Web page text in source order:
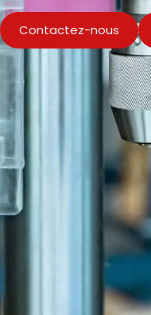
Contactez-nous